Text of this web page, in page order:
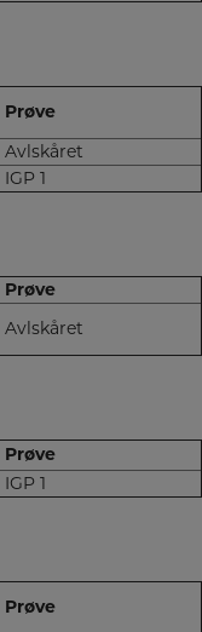
Prøve
Avlskåret
IGP 1
Prøve
Avlskåret
Prøve
IGP 1
Prøve